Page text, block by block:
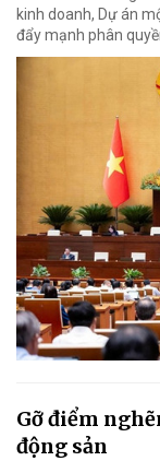
kinh doanh, Dự án
đẩy mạnh phân
Gỡ điểm
động sản